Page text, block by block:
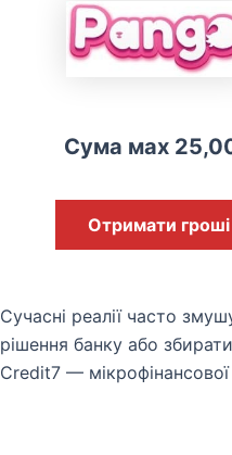
Сума мах
Отримати гроші
Сучасні реалії часто
рішення банку або
Credit7 —